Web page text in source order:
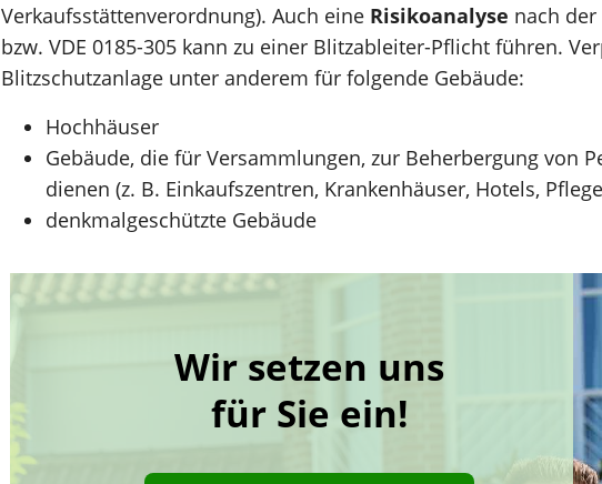
Verkaufsstättenverordnung). Auch eine Risikoanalyse nach
bzw. VDE 0185-305 kann zu einer Blitzableiter-Pflicht führen.
Blitzschutzanlage unter anderem für folgende Gebäude:
Hochhäuser
Gebäude, die für Versammlungen, zur Beherbergung von
dienen (z. B. Einkaufszentren, Krankenhäuser, Hotels,
denkmalgeschützte Gebäude
Wir setzen uns
für Sie ein!